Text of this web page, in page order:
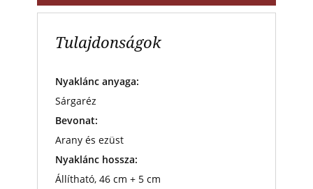
Tulajdonságok
Nyaklánc anyaga:
Sárgaréz
Bevonat:
Arany és ezüst
Nyaklánc hossza:
Állítható, 46 cm + 5 cm